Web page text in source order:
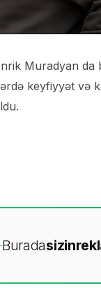
Muradyan da
keyfiyyət və
Buradasizin